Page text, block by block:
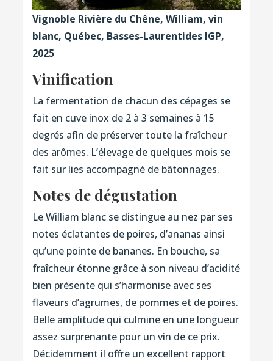
Vignoble Rivière du Chêne, William, vin
blanc, Québec, Basses-Laurentides IGP,
2025
Vinification
La fermentation de chacun des cépages se
fait en cuve inox de 2 à 3 semaines à 15
degrés afin de préserver toute la fraîcheur
des arômes. L’élevage de quelques mois se
fait sur lies accompagné de bâtonnages.
Notes de dégustation
Le William blanc se distingue au nez par ses
notes éclatantes de poires, d’ananas ainsi
qu’une pointe de bananes. En bouche, sa
fraîcheur étonne grâce à son niveau d’acidité
bien présente qui s’harmonise avec ses
flaveurs d’agrumes, de pommes et de poires.
Belle amplitude qui culmine en une longueur
assez surprenante pour un vin de ce prix.
Décidemment il offre un excellent rapport